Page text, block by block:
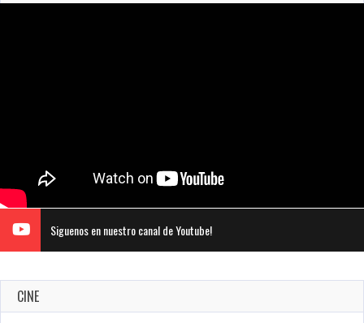
Siguenos en nuestro canal de Youtube!
CINE